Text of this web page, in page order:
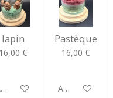
lapin
16,00 €
au panier
Pastèque
16,00 €
Ajouter au